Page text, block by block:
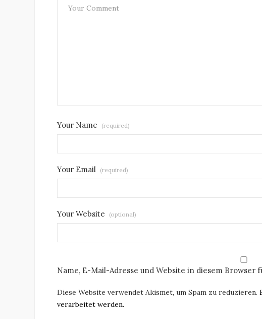
Your Name (required)
Your Email (required)
Your Website (optional)
Name, E-Mail-Adresse und Website in diesem
Diese Website verwendet Akismet, um Spam zu reduzieren.
verarbeitet werden.